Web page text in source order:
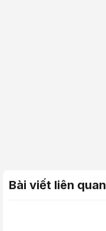
Bài viết liên quan